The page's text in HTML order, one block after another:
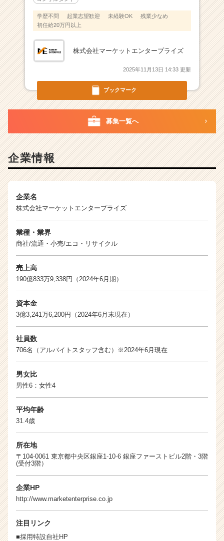
く
イ
リ
ア
e
r
r
e
r）
ブックマーク
学歴不問 起業志望歓迎 未経験OK
残業少なめ
初任給20万円以上
株式会社マーケットエンタープライズ
2025年11月13日 14:33 更新
募集一覧へ
企業情報
企業名
株式会社マーケットエンタープライズ
業種・業界
商社/流通・小売/エコ・リサイクル
売上高
190億833万9,338円（2024年6月期）
資本金
3億3,241万6,200円（2024年6月末現在）
社員数
706名（アルバイトスタッフ含む）※2024年6月現在
男女比
男性6：女性4
平均年齢
31.4歳
所在地
〒104-0061 東京都中央区銀座1-10-6 銀座ファーストビル2階・3階
(受付3階）
企業HP
http://www.marketenterprise.co.jp
注目リンク
■採用特設自社HP